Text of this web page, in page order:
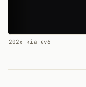
2026 kia ev6